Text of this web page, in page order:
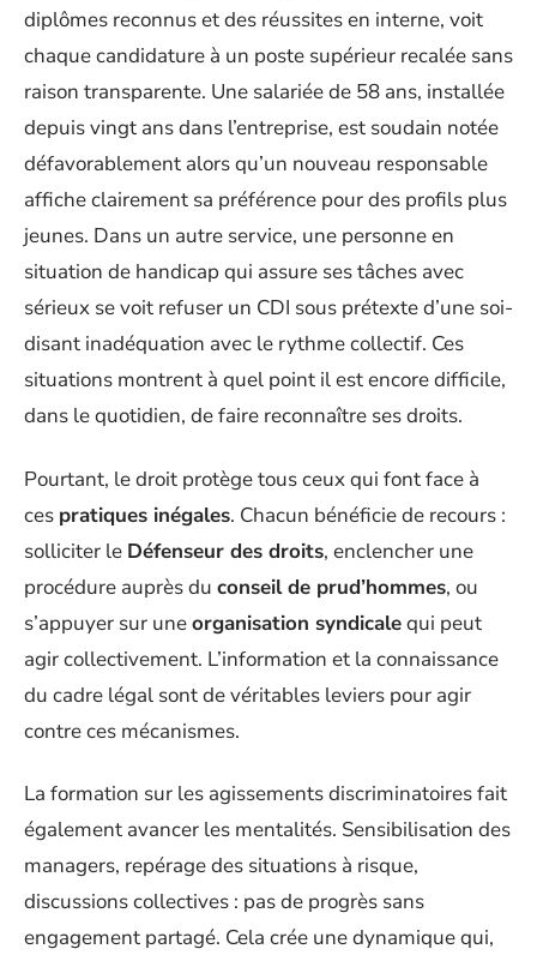
diplômes reconnus et des réussites en interne, voit
chaque candidature à un poste supérieur recalée sans
raison transparente. Une salariée de 58 ans, installée
depuis vingt ans dans l’entreprise, est soudain notée
défavorablement alors qu’un nouveau responsable
affiche clairement sa préférence pour des profils plus
jeunes. Dans un autre service, une personne en
situation de handicap qui assure ses tâches avec
sérieux se voit refuser un CDI sous prétexte d’une soi-
disant inadéquation avec le rythme collectif. Ces
situations montrent à quel point il est encore difficile,
dans le quotidien, de faire reconnaître ses droits.
Pourtant, le droit protège tous ceux qui font face à
ces pratiques inégales. Chacun bénéficie de recours :
solliciter le Défenseur des droits, enclencher une
procédure auprès du conseil de prud’hommes, ou
s’appuyer sur uneorganisation syndicalequi peut
agir collectivement. L’information et la connaissance
du cadre légal sont de véritables leviers pour agir
contre ces mécanismes.
La formation sur les agissements discriminatoires fait
également avancer les mentalités. Sensibilisation des
managers, repérage des situations à risque,
discussions collectives : pas de progrès sans
engagement partagé. Cela crée une dynamique qui,